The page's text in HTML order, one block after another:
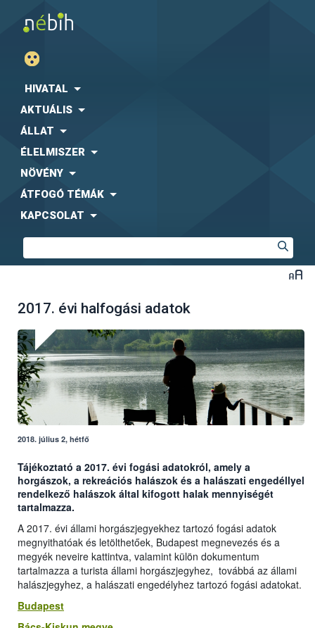
HIVATAL
AKTUÁLIS
ÁLLAT
ÉLELMISZER
NÖVÉNY
ÁTFOGÓ TÉMÁK
KAPCSOLAT
2017. évi halfogási adatok
2018. július 2, hétfő
Tájékoztató a 2017. évi fogási adatokról, amely a
horgászok, a rekreációs halászok és a halászati engedéllyel
rendelkező halászok által kifogott halak mennyiségét
tartalmazza.
A 2017. évi állami horgászjegyekhez tartozó fogási adatok
megnyithatóak és letölthetőek, Budapest megnevezés és a
megyék neveire kattintva, valamint külön dokumentum
tartalmazza a turista állami horgászjegyhez, továbbá az állami
halászjegyhez, a halászati engedélyhez tartozó fogási adatokat.
Budapest